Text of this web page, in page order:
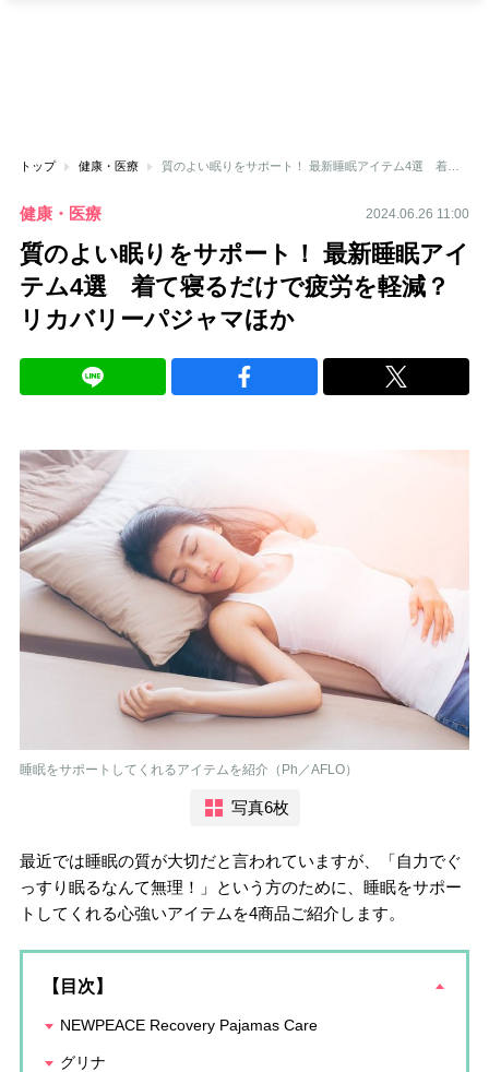
トップ 健康・医療 質のよい眠りをサポート！ 最新睡眠アイテム4選 着て寝るだけで疲労を軽減？リカバリーパジャマほか
健康・医療 2024.06.26 11:00
質のよい眠りをサポート！ 最新睡眠アイ
テム4選 着て寝るだけで疲労を軽減？
リカバリーパジャマほか
睡眠をサポートしてくれるアイテムを紹介（Ph／AFLO）
写真6枚
最近では睡眠の質が大切だと言われていますが、「自力でぐ
っすり眠るなんて無理！」という方のために、睡眠をサポー
トしてくれる心強いアイテムを4商品ご紹介します。
【目次】
NEWPEACE Recovery Pajamas Care
グリナ